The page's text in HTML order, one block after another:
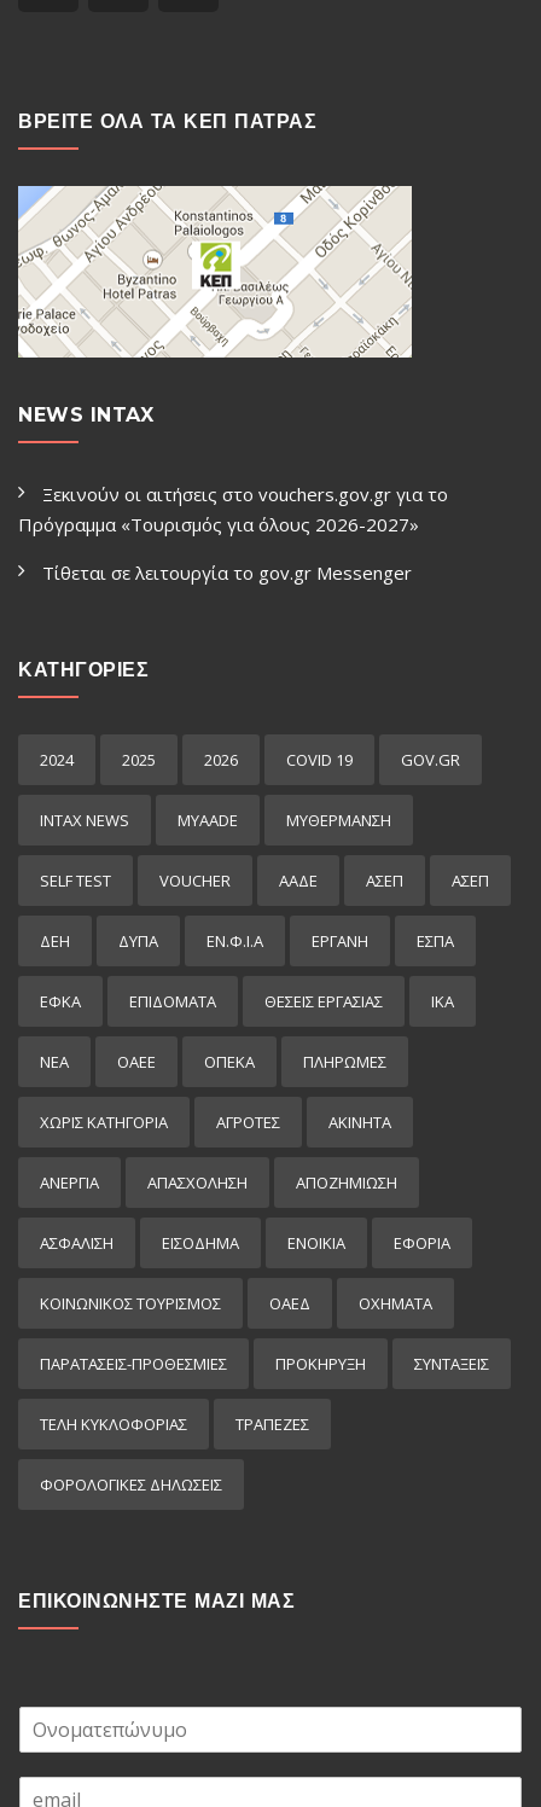
ΒΡΕΙΤΕ ΟΛΑ ΤΑ ΚΕΠ ΠΑΤΡΑΣ
NEWS INTAX
Ξεκινούν οι αιτήσεις στο vouchers.gov.gr για το
Πρόγραμμα «Τουρισμός για όλους 2026-2027»
Τίθεται σε λειτουργία το gov.gr Μessenger
ΚΑΤΗΓΟΡΙΕΣ
2024 2025 2026 COVID 19 GOV.GR
INTAX NEWS MYAADE MYΘΈΡΜΑΝΣΗ
SELF TEST VOUCHER ΑΑΔΕ ΑΣΕΠ ΑΣΕΠ
ΔΕΗ ΔΥΠΑ ΕΝ.Φ.Ι.Α ΕΡΓΑΝΗ ΕΣΠΑ
ΕΦΚΑ ΕΠΙΔΌΜΑΤΑ ΘΕΣΕΙΣ ΕΡΓΑΣΙΑΣ ΙΚΑ
ΝΕΑ ΟΑΕΕ ΟΠΕΚΑ ΠΛΗΡΩΜΕΣ
ΧΩΡΊΣ ΚΑΤΗΓΟΡΊΑ ΑΓΡΟΤΕΣ ΑΚΙΝΗΤΑ
ΑΝΕΡΓΙΑ ΑΠΑΣΧΟΛΗΣΗ ΑΠΟΖΗΜΙΩΣΗ
ΑΣΦΑΛΙΣΗ ΕΙΣΌΔΗΜΑ ΕΝΟΙΚΙΑ ΕΦΟΡΙΑ
ΚΟΙΝΩΝΙΚΟΣ ΤΟΥΡΙΣΜΟΣ ΟΑΕΔ ΟΧΗΜΑΤΑ
ΠΑΡΑΤΑΣΕΙΣ-ΠΡΟΘΕΣΜΙΕΣ ΠΡΟΚΉΡΥΞΗ ΣΥΝΤΑΞΕΙΣ
ΤΕΛΗ ΚΥΚΛΟΦΟΡΙΑΣ ΤΡΑΠΕΖΕΣ
ΦΟΡΟΛΟΓΙΚΕΣ ΔΗΛΩΣΕΙΣ
ΕΠΙΚΟΙΝΩΝΗΣΤΕ ΜΑΖΙ ΜΑΣ